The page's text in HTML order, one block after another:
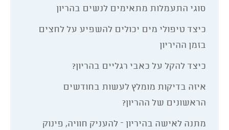
סוגי התעמלות מתאימים לנשים בהריון
כיצד טיפולי מים יכולים להשפיע על לחצים
בזמן ההיריון
כיצד להקל על כאבי רגליים בהריון?
איזה בדיקות מומלץ לעשות בחודשים
הראשונים של ההריון?
מתנה לאישה בהיריון – להעניק חוויה, פינוק